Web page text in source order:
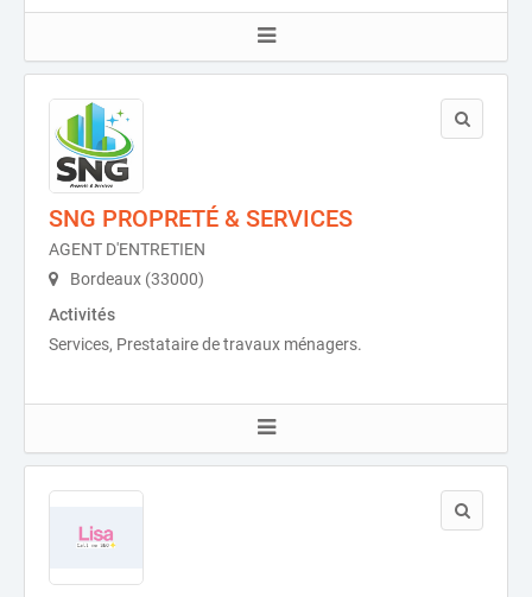
SNG PROPRETÉ & SERVICES
AGENT D'ENTRETIEN
Bordeaux (33000)
Activités
Services, Prestataire de travaux ménagers.